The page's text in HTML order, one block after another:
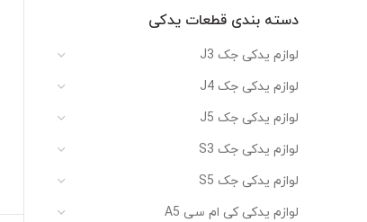
دسته بندی قطعات یدکی
لوازم یدکی جک J3
لوازم یدکی جک J4
لوازم یدکی جک J5
لوازم یدکی جک S3
لوازم یدکی جک S5
لوازم یدکی کی ام سی A5